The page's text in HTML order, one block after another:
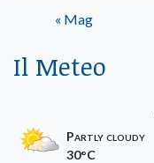
« Mag
Il Meteo
Partly cloudy
30°C